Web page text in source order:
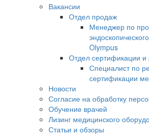
Вакансии
Отдел продаж
Менеджер по
Olympus
Отдел сертификации
Специалист по
сертификации
Новости
Согласие на обработку
Обучение врачей
Лизинг медицинского
Статьи и обзоры